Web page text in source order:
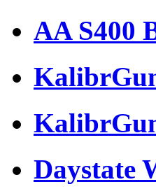
AA S400
Daystate